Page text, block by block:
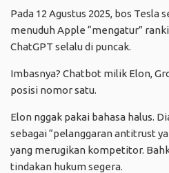
Pada 12 Agustus 2025, bos Tesla
menuduh Apple “mengatur”
ChatGPT selalu di puncak.
Imbasnya? Chatbot milik Elon,
posisi nomor satu.
Elon nggak pakai bahasa halus.
sebagai “pelanggaran antitrust
yang merugikan kompetitor.
tindakan hukum segera.